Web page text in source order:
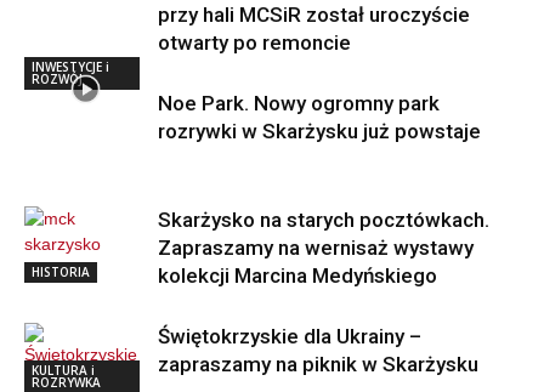
przy hali MCSiR został uroczyście
otwarty po remoncie
INWESTYCJE i
ROZWÓJ
Noe Park. Nowy ogromny park
rozrywki w Skarżysku już powstaje
HISTORIA
Skarżysko na starych pocztówkach.
Zapraszamy na wernisaż wystawy
kolekcji Marcina Medyńskiego
KULTURA i
ROZRYWKA
Świętokrzyskie dla Ukrainy –
zapraszamy na piknik w Skarżysku